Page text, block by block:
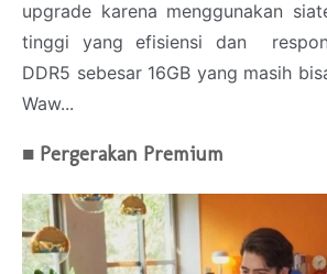
upgrade karena menggunakan
tinggi yang efisiensi dan
DDR5 sebesar 16GB yang masih
Waw...
■ Pergerakan Premium